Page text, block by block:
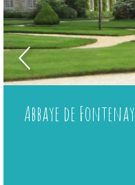
Abbaye de Fontenay